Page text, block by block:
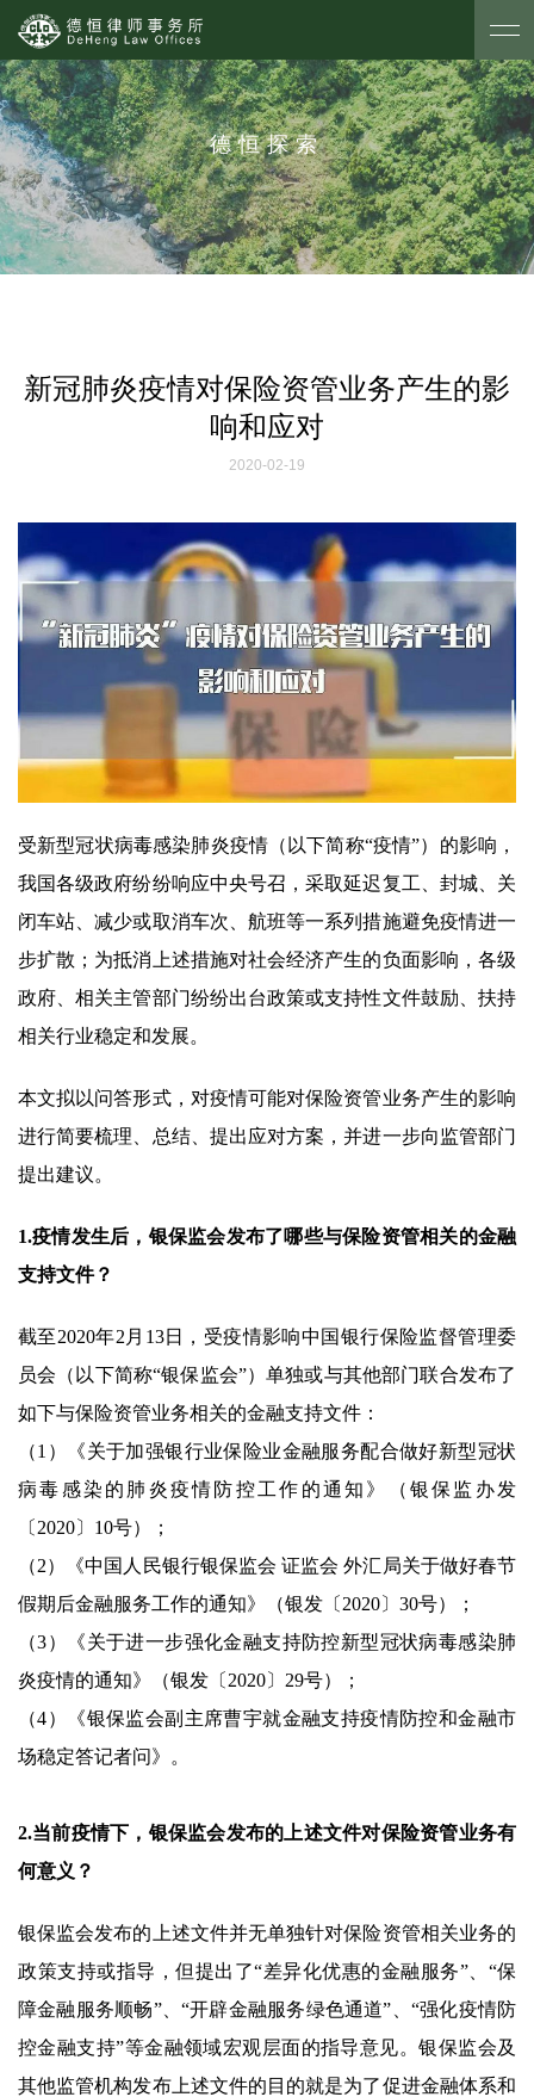
德恒探索
新冠肺炎疫情对保险资管业务产生的影
响和应对
2020-02-19
受新型冠状病毒感染肺炎疫情（以下简称“疫情”）的影响，
我国各级政府纷纷响应中央号召，采取延迟复工、封城、关
闭车站、减少或取消车次、航班等一系列措施避免疫情进一
步扩散；为抵消上述措施对社会经济产生的负面影响，各级
政府、相关主管部门纷纷出台政策或支持性文件鼓励、扶持
相关行业稳定和发展。
本文拟以问答形式，对疫情可能对保险资管业务产生的影响
进行简要梳理、总结、提出应对方案，并进一步向监管部门
提出建议。
1.疫情发生后，银保监会发布了哪些与保险资管相关的金融
支持文件？
截至2020年2月13日，受疫情影响中国银行保险监督管理委
员会（以下简称“银保监会”）单独或与其他部门联合发布了
如下与保险资管业务相关的金融支持文件：
（1）《关于加强银行业保险业金融服务配合做好新型冠状
病毒感染的肺炎疫情防控工作的通知》（银保监办发
〔2020〕10号）；
（2）《中国人民银行银保监会 证监会 外汇局关于做好春节
假期后金融服务工作的通知》（银发〔2020〕30号）；
（3）《关于进一步强化金融支持防控新型冠状病毒感染肺
炎疫情的通知》（银发〔2020〕29号）；
（4）《银保监会副主席曹宇就金融支持疫情防控和金融市
场稳定答记者问》。
2.当前疫情下，银保监会发布的上述文件对保险资管业务有
何意义？
银保监会发布的上述文件并无单独针对保险资管相关业务的
政策支持或指导，但提出了“差异化优惠的金融服务”、“保
障金融服务顺畅”、“开辟金融服务绿色通道”、“强化疫情防
控金融支持”等金融领域宏观层面的指导意见。银保监会及
其他监管机构发布上述文件的目的就是为了促进金融体系和